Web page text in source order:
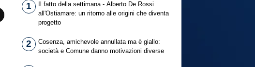
1
Il fatto della settimana - Alberto De Rossi
all'Ostiamare: un ritorno alle origini che diventa
progetto
2
Cosenza, amichevole annullata ma è giallo:
società e Comune danno motivazioni diverse